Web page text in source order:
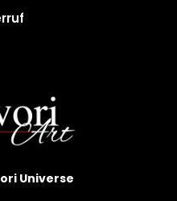
Universe